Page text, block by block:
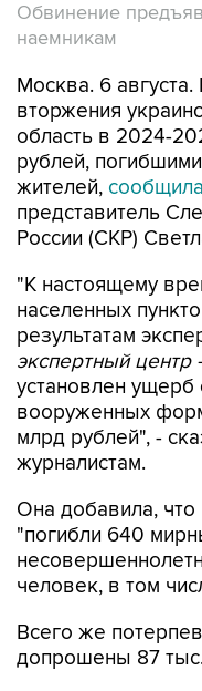
Обвинение
наемникам
Москва. 6
вторжения
область в 2024-
рублей,
жителей, сообщила
представитель
России (СКР)
"К настоящему
населенных
результатам
экспертный
установлен ущерб
вооруженных
млрд рублей", -
журналистам.
Она добавила, что
"погибли 640
человек, в том
Всего же
допрошены 87